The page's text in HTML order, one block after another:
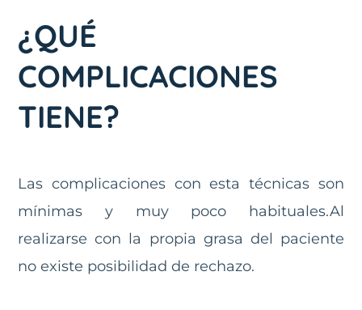
¿QUÉ
COMPLICACIONES
TIENE?
Las complicaciones con esta técnicas son
mínimas y muy poco habituales.Al
realizarse con la propia grasa del paciente
no existe posibilidad de rechazo.